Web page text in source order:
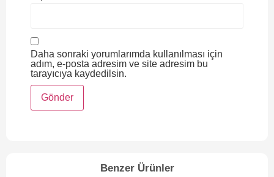
Daha sonraki yorumlarımda kullanılması için
adım, e-posta adresim ve site adresim bu
tarayıcıya kaydedilsin.
Benzer Ürünler